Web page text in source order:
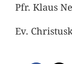
Pfr. Klaus
Ev.